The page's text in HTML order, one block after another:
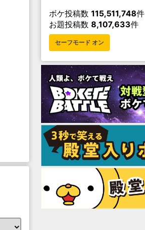
ボケ投稿数 115,511,748件
お題投稿数 8,107,633件
セーフモード オン